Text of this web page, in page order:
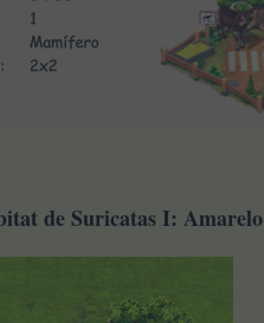
de Suricatas I: Amarelo